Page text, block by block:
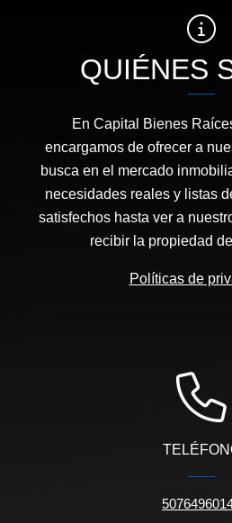
QUIÉNES
En Capital Bienes
encargamos de ofrecer a
busca en el mercado
necesidades reales y listas
satisfechos hasta ver a
recibir la propiedad
Políticas de